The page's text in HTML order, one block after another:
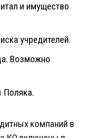
и имущество
учредителей.
Возможно
Поляка.
компаний в